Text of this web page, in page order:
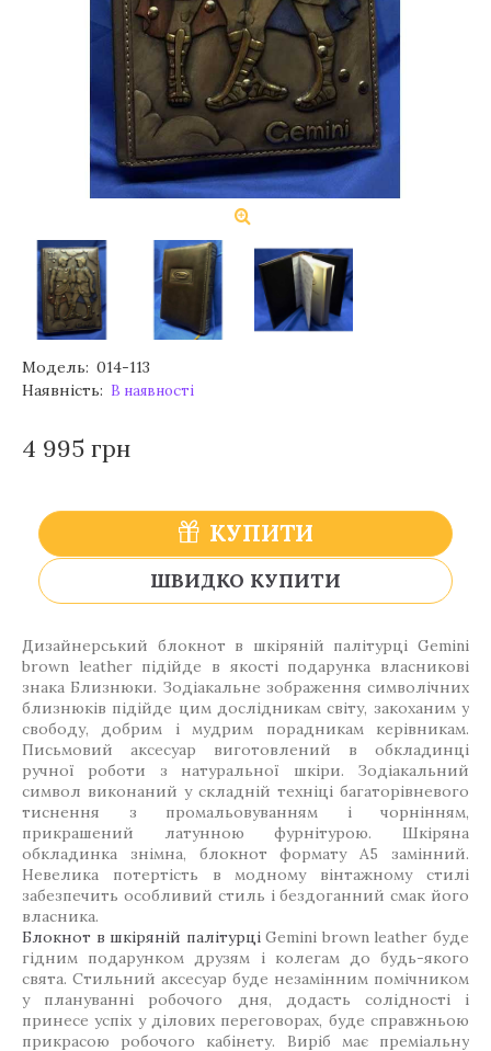
Модель: 014-113
Наявність: В наявності
4 995 грн
КУПИТИ
ШВИДКО КУПИТИ
Дизайнерський блокнот в шкіряній палітурці Gemini
brown leather підійде в якості подарунка власникові
знака Близнюки. Зодіакальне зображення символічних
близнюків підійде цим дослідникам світу, закоханим у
свободу, добрим і мудрим порадникам керівникам.
Письмовий аксесуар виготовлений в обкладинці
ручної роботи з натуральної шкіри. Зодіакальний
символ виконаний у складній техніці багаторівневого
тиснення з промальовуванням і чорнінням,
прикрашений латунною фурнітурою. Шкіряна
обкладинка знімна, блокнот формату А5 замінний.
Невелика потертість в модному вінтажному стилі
забезпечить особливий стиль і бездоганний смак його
власника.
Блокнот в шкіряній палітурціGemini brown leather буде
гідним подарунком друзям і колегам до будь-якого
свята. Стильний аксесуар буде незамінним помічником
у плануванні робочого дня, додасть солідності і
принесе успіх у ділових переговорах, буде справжньою
прикрасою робочого кабінету. Виріб має преміальну